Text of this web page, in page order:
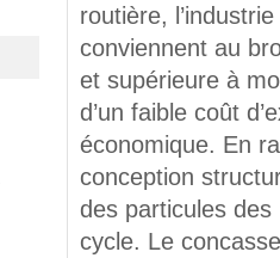
routière,
conviennent au
et supérieure à
d’un faible coût
économique. En
conception
des particules
cycle. Le